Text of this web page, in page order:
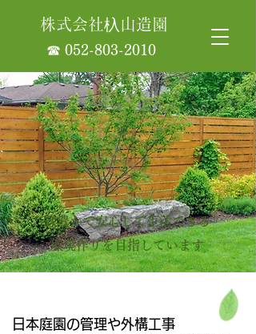
株式会社杁山造園
☎ 052-803-2010
緑豊かで安心して生活できる
環境作りを目指しています
日本庭園の管理や外構工事